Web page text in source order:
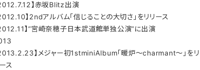
2012.7.12】赤坂Blitz出演
2012.10】2ndアルバム「信じることの大切さ」をリリース
2012.11】”宮崎奈穂子日本武道館単独公演”に出演
2013.2.23】メジャー初1stminiAlbum「暖炉～charmant～」をリ
ス